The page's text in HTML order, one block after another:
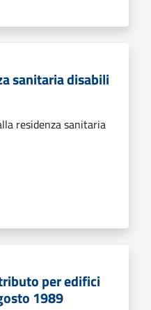
sanitaria disabili
residenza sanitaria
per edifici
1989